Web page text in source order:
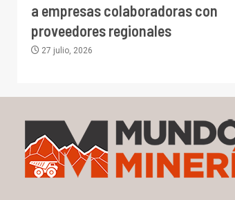
a empresas colaboradoras con
proveedores regionales
27 julio, 2026